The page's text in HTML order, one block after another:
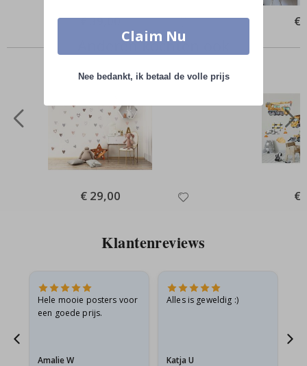
Special
€ 39,00 €
Anderen kochten ook
Special
Price
€ 29,00 €
Klantenreviews
Hele mooie posters voor
een goede prijs.
Amalie W
Alles is geweldig :)
Katja U
Claim Nu
Nee bedankt, ik betaal de volle prijs